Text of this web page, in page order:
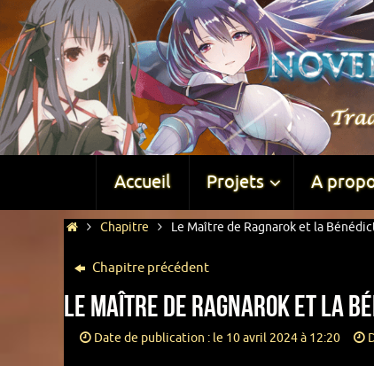
Accueil Projets A
Chapitre Le Maître de Ragnarok et la
Chapitre précédent
Le Maître de Ragnarok et la
Date de publication : le 10 avril 2024 à 12:20